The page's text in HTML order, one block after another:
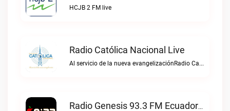
HCJB 2 FM live
Radio Católica Nacional Live
Al servicio de la nueva evangelizaciónRadio Católica Nacional live
Radio Genesis 93.3 FM Ecuador Live